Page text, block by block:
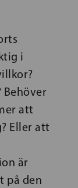
i
Behöver
att
Eller att
är
på den